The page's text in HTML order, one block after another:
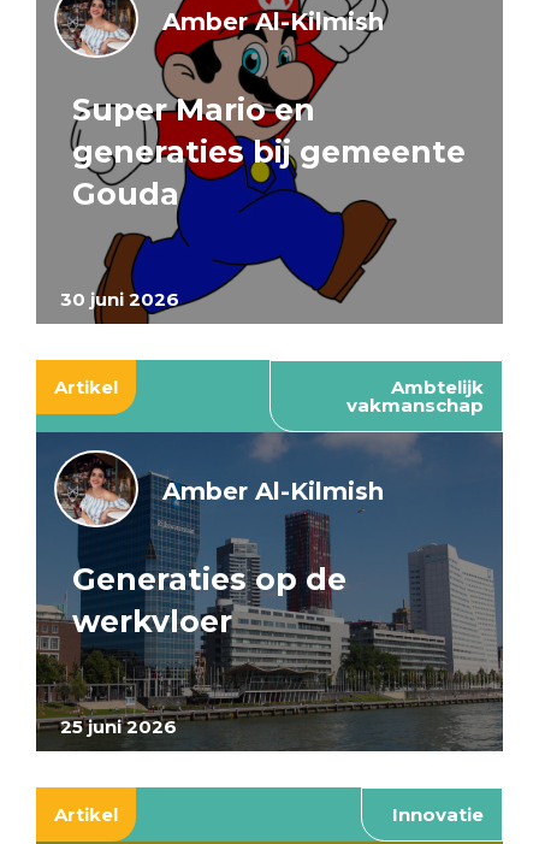
30 juni 2026
Amber Al-Kilmish
Super Mario en
generaties bij gemeente
Gouda
Artikel Ambtelijk
vakmanschap
25 juni 2026
Amber Al-Kilmish
Generaties op de
werkvloer
Artikel Innovatie